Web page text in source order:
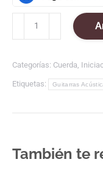
clásica
básica
Categorías: Cuerda
Etiquetas: Guitarras
También te